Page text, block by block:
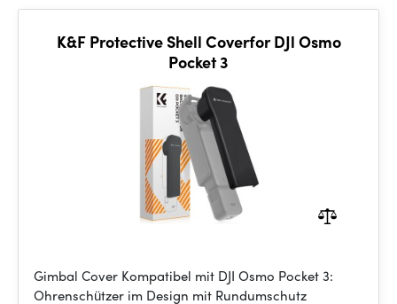
K&F Protective Shell Coverfor DJl Osmo
Pocket 3
Gimbal Cover Kompatibel mit DJI Osmo Pocket 3:
Ohrenschützer im Design mit Rundumschutz